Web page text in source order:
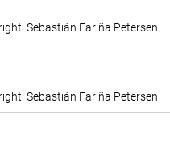
Sebastián Fariña Petersen
Sebastián Fariña Petersen